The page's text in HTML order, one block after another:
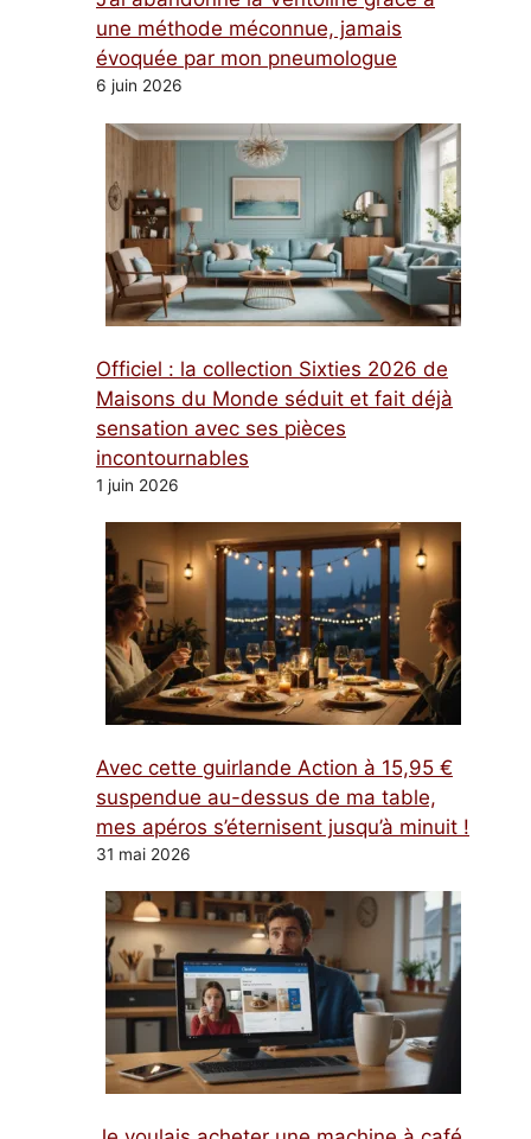
une méthode méconnue, jamais
évoquée par mon pneumologue
6 juin 2026
Officiel : la collection Sixties 2026 de
Maisons du Monde séduit et fait déjà
sensation avec ses pièces
incontournables
1 juin 2026
Avec cette guirlande Action à 15,95 €
suspendue au-dessus de ma table,
mes apéros s’éternisent jusqu’à minuit !
31 mai 2026